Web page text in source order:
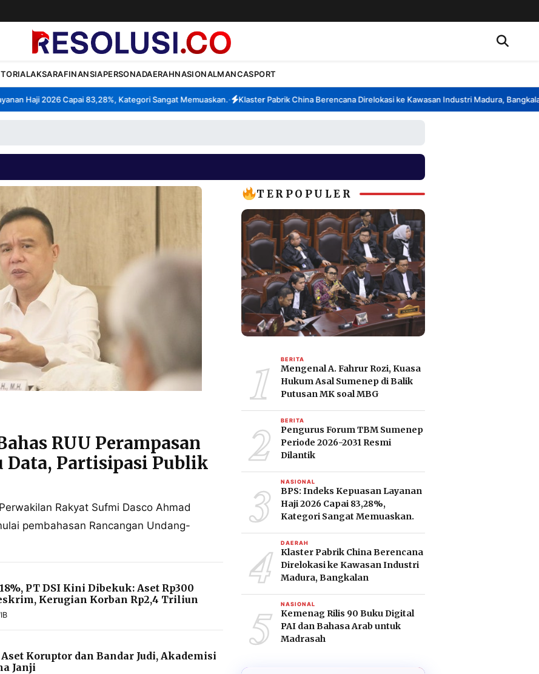
AKSARAFINANSIAPERSONADAERAHNASIONALMANCASPORT
Haji 2026 Capai 83,28%, Kategori Sangat Memuaskan.• Klaster Pabrik China Berencana Direlokasi ke Kawasan Industri Madura, Bangkalan•
RUU Perampasan
Data, Partisipasi Publik
Rakyat Sufmi Dasco Ahmad
pembahasan Rancangan Undang-
PT DSI Kini Dibekuk: Aset Rp300
Kerugian Korban Rp2,4 Triliun
Koruptor dan Bandar Judi, Akademisi
Janji
TERPOPULER
1 BERITA
Mengenal A. Fahrur Rozi, Kuasa
Hukum Asal Sumenep di Balik
Putusan MK soal MBG
2 BERITA
Pengurus Forum TBM Sumenep
Periode 2026-2031 Resmi
Dilantik
3 NASIONAL
BPS: Indeks Kepuasan Layanan
Haji 2026 Capai 83,28%,
Kategori Sangat Memuaskan.
4 DAERAH
Klaster Pabrik China Berencana
Direlokasi ke Kawasan Industri
Madura, Bangkalan
5 NASIONAL
Kemenag Rilis 90 Buku Digital
PAI dan Bahasa Arab untuk
Madrasah